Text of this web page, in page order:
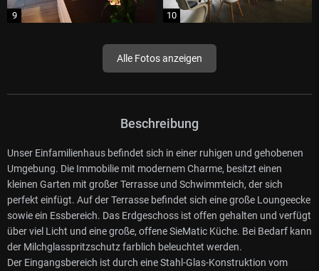
Alle Fotos anzeigen
Beschreibung
Unser Einfamilienhaus befindet sich in einer ruhigen und gehobenen
Umgebung. Die Immobilie mit modernem Charme, besitzt einen
kleinen Garten mit großer Terrasse und Schwimmteich, der sich
perfekt einfügt. Auf der Terrasse befindet sich eine große Loungeecke
sowie ein Essbereich. Das Erdgeschoss ist offen gehalten und verfügt
über viel Licht und eine große, offene SieMatic Küche. Bei Bedarf kann
der Milchglasspritzschutz farblich beleuchtet werden.
Der Eingangsbereich ist durch eine Stahl-Glas-Konstruktion vom